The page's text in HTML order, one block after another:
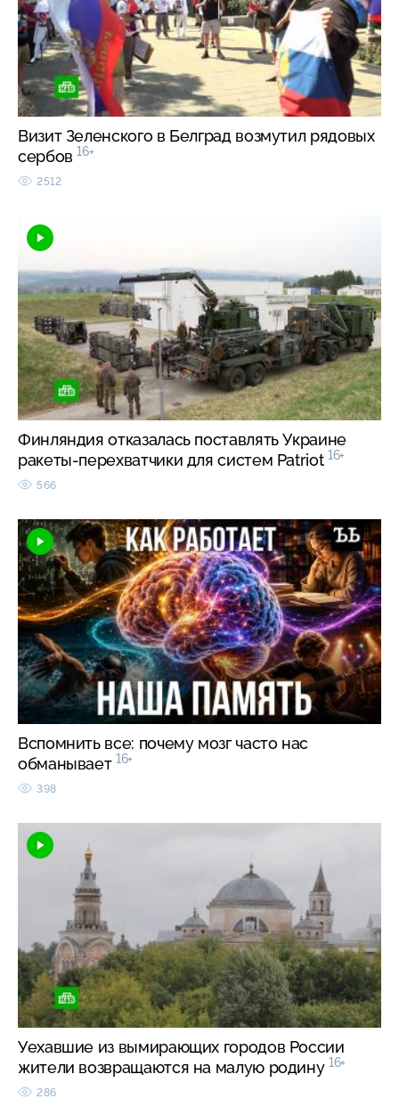
Визит Зеленского в Белград возмутил рядовых
сербов 16+
2512
Финляндия отказалась поставлять Украине
ракеты-перехватчики для систем Patriot 16+
566
Вспомнить все: почему мозг часто нас
обманывает 16+
398
Уехавшие из вымирающих городов России
жители возвращаются на малую родину 16+
286